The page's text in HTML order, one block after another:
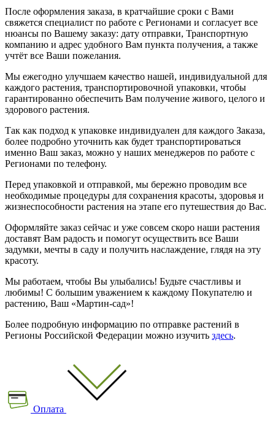
После оформления заказа, в кратчайшие сроки с Вами
свяжется специалист по работе с Регионами и согласует все
нюансы по Вашему заказу: дату отправки, Транспортную
компанию и адрес удобного Вам пункта получения, а также
учтёт все Ваши пожелания.
Мы ежегодно улучшаем качество нашей, индивидуальной для
каждого растения, транспортировочной упаковки, чтобы
гарантированно обеспечить Вам получение живого, целого и
здорового растения.
Так как подход к упаковке индивидуален для каждого Заказа,
более подробно уточнить как будет транспортироваться
именно Ваш заказ, можно у наших менеджеров по работе с
Регионами по телефону.
Перед упаковкой и отправкой, мы бережно проводим все
необходимые процедуры для сохранения красоты, здоровья и
жизнеспособности растения на этапе его путешествия до Вас.
Оформляйте заказ сейчас и уже совсем скоро наши растения
доставят Вам радость и помогут осуществить все Ваши
задумки, мечты в саду и получить наслаждение, глядя на эту
красоту.
Мы работаем, чтобы Вы улыбались! Будьте счастливы и
любимы! С большим уважением к каждому Покупателю и
растению, Ваш «Мартин-сад»!
Более подробную информацию по отправке растений в
Регионы Российской Федерации можно изучить здесь.
Оплата